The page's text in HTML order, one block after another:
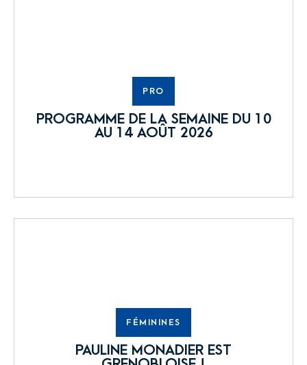
PRO
PROGRAMME DE LA SEMAINE DU 10
AU 14 AOÛT 2026
FÉMININES
PAULINE MONADIER EST